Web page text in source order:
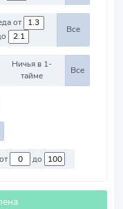
Победа от
Все
Ничья в 1-
тайме
Все
Против команд со стоимостью от до